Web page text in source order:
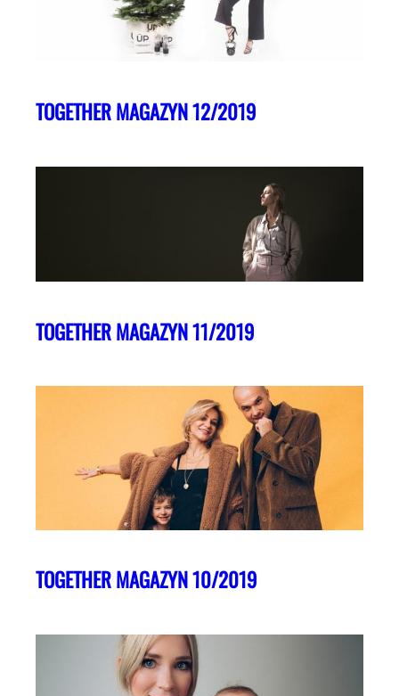
TOGETHER MAGAZYN 12/2019
TOGETHER MAGAZYN 11/2019
TOGETHER MAGAZYN 10/2019